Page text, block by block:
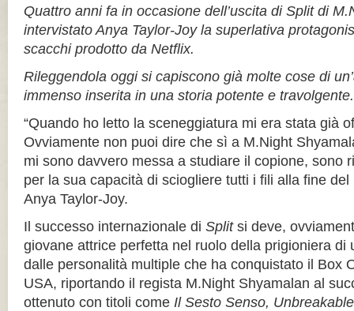
Quattro anni fa in occasione dell’uscita di Split di
intervistato Anya Taylor-Joy la superlativa
scacchi prodotto da Netflix.
Rileggendola oggi si capiscono già molte cose di
immenso inserita in una storia potente e travolgente.
“Quando ho letto la sceneggiatura mi era stata già
Ovviamente non puoi dire che sì a M.Night
mi sono davvero messa a studiare il copione, sono
per la sua capacità di sciogliere tutti i fili alla fine del
Anya Taylor-Joy.
Il successo internazionale di Split si deve,
giovane attrice perfetta nel ruolo della prigioniera di
dalle personalità multiple che ha conquistato il Box
USA, riportando il regista M.Night Shyamalan al
ottenuto con titoli come Il Sesto Senso, Unbreakable